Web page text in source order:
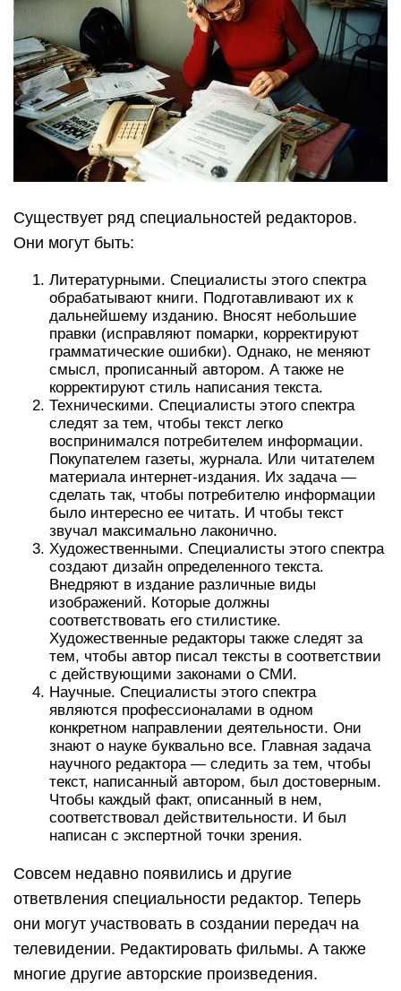
Существует ряд специальностей редакторов.
Они могут быть:
Литературными. Специалисты этого спектра
обрабатывают книги. Подготавливают их к
дальнейшему изданию. Вносят небольшие
правки (исправляют помарки, корректируют
грамматические ошибки). Однако, не меняют
смысл, прописанный автором. А также не
корректируют стиль написания текста.
Техническими. Специалисты этого спектра
следят за тем, чтобы текст легко
воспринимался потребителем информации.
Покупателем газеты, журнала. Или читателем
материала интернет-издания. Их задача —
сделать так, чтобы потребителю информации
было интересно ее читать. И чтобы текст
звучал максимально лаконично.
Художественными. Специалисты этого спектра
создают дизайн определенного текста.
Внедряют в издание различные виды
изображений. Которые должны
соответствовать его стилистике.
Художественные редакторы также следят за
тем, чтобы автор писал тексты в соответствии
с действующими законами о СМИ.
Научные. Специалисты этого спектра
являются профессионалами в одном
конкретном направлении деятельности. Они
знают о науке буквально все. Главная задача
научного редактора — следить за тем, чтобы
текст, написанный автором, был достоверным.
Чтобы каждый факт, описанный в нем,
соответствовал действительности. И был
написан с экспертной точки зрения.
Совсем недавно появились и другие
ответвления специальности редактор. Теперь
они могут участвовать в создании передач на
телевидении. Редактировать фильмы. А также
многие другие авторские произведения.